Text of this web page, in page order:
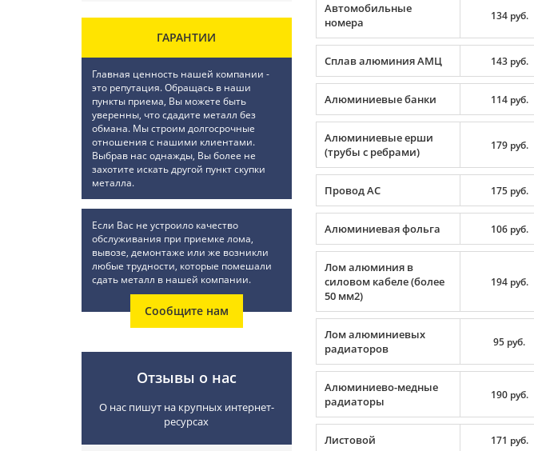
Автомобильные
номера
134 руб.
Сплав алюминия АМЦ 143 руб.
Алюминиевые банки 114 руб.
Алюминиевые ерши
(трубы с ребрами)
179 руб.
Провод АС 175 руб.
Алюминиевая фольга 106 руб.
Лом алюминия в
силовом кабеле (более
50 мм2)
194 руб.
Лом алюминиевых
радиаторов
95 руб.
Алюминиево-медные
радиаторы
190 руб.
Листовой 171 руб.
ГАРАНТИИ
Главная ценность нашей компании -
это репутация. Обращась в наши
пункты приема, Вы можете быть
уверенны, что сдадите металл без
обмана. Мы строим долгосрочные
отношения с нашими клиентами.
Выбрав нас однажды, Вы более не
захотите искать другой пункт скупки
металла.
Если Вас не устроило качество
обслуживания при приемке лома,
вывозе, демонтаже или же возникли
любые трудности, которые помешали
сдать металл в нашей компании.
Сообщите нам
Отзывы о нас
О нас пишут на крупных интернет-
ресурсах